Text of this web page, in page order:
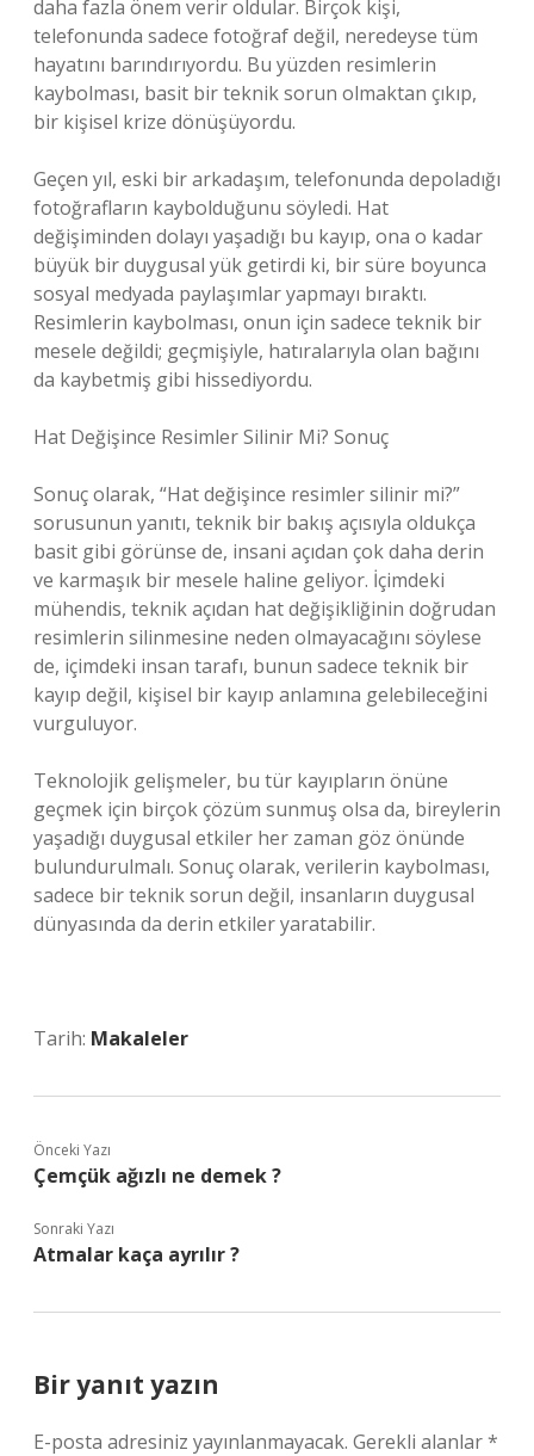
daha fazla önem verir oldular. Birçok kişi,
telefonunda sadece fotoğraf değil, neredeyse tüm
hayatını barındırıyordu. Bu yüzden resimlerin
kaybolması, basit bir teknik sorun olmaktan çıkıp,
bir kişisel krize dönüşüyordu.
Geçen yıl, eski bir arkadaşım, telefonunda depoladığı
fotoğrafların kaybolduğunu söyledi. Hat
değişiminden dolayı yaşadığı bu kayıp, ona o kadar
büyük bir duygusal yük getirdi ki, bir süre boyunca
sosyal medyada paylaşımlar yapmayı bıraktı.
Resimlerin kaybolması, onun için sadece teknik bir
mesele değildi; geçmişiyle, hatıralarıyla olan bağını
da kaybetmiş gibi hissediyordu.
Hat Değişince Resimler Silinir Mi? Sonuç
Sonuç olarak, “Hat değişince resimler silinir mi?”
sorusunun yanıtı, teknik bir bakış açısıyla oldukça
basit gibi görünse de, insani açıdan çok daha derin
ve karmaşık bir mesele haline geliyor. İçimdeki
mühendis, teknik açıdan hat değişikliğinin doğrudan
resimlerin silinmesine neden olmayacağını söylese
de, içimdeki insan tarafı, bunun sadece teknik bir
kayıp değil, kişisel bir kayıp anlamına gelebileceğini
vurguluyor.
Teknolojik gelişmeler, bu tür kayıpların önüne
geçmek için birçok çözüm sunmuş olsa da, bireylerin
yaşadığı duygusal etkiler her zaman göz önünde
bulundurulmalı. Sonuç olarak, verilerin kaybolması,
sadece bir teknik sorun değil, insanların duygusal
dünyasında da derin etkiler yaratabilir.
Tarih: Makaleler
Önceki Yazı
Çemçük ağızlı ne demek ?
Sonraki Yazı
Atmalar kaça ayrılır ?
Bir yanıt yazın
E-posta adresiniz yayınlanmayacak. Gerekli alanlar*